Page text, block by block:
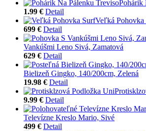
Pohárik
1.99 € Detail
Veľká Pohovka
699 € Detail
Vankúšmi Leno Sivá, Zamatová
629 € Detail
Bielizeň Gingko, 140/200cm, Zelená
19.98 € Detail
9.99 € Detail
Televízne Kreslo Mario, Sivé
499 € Detail